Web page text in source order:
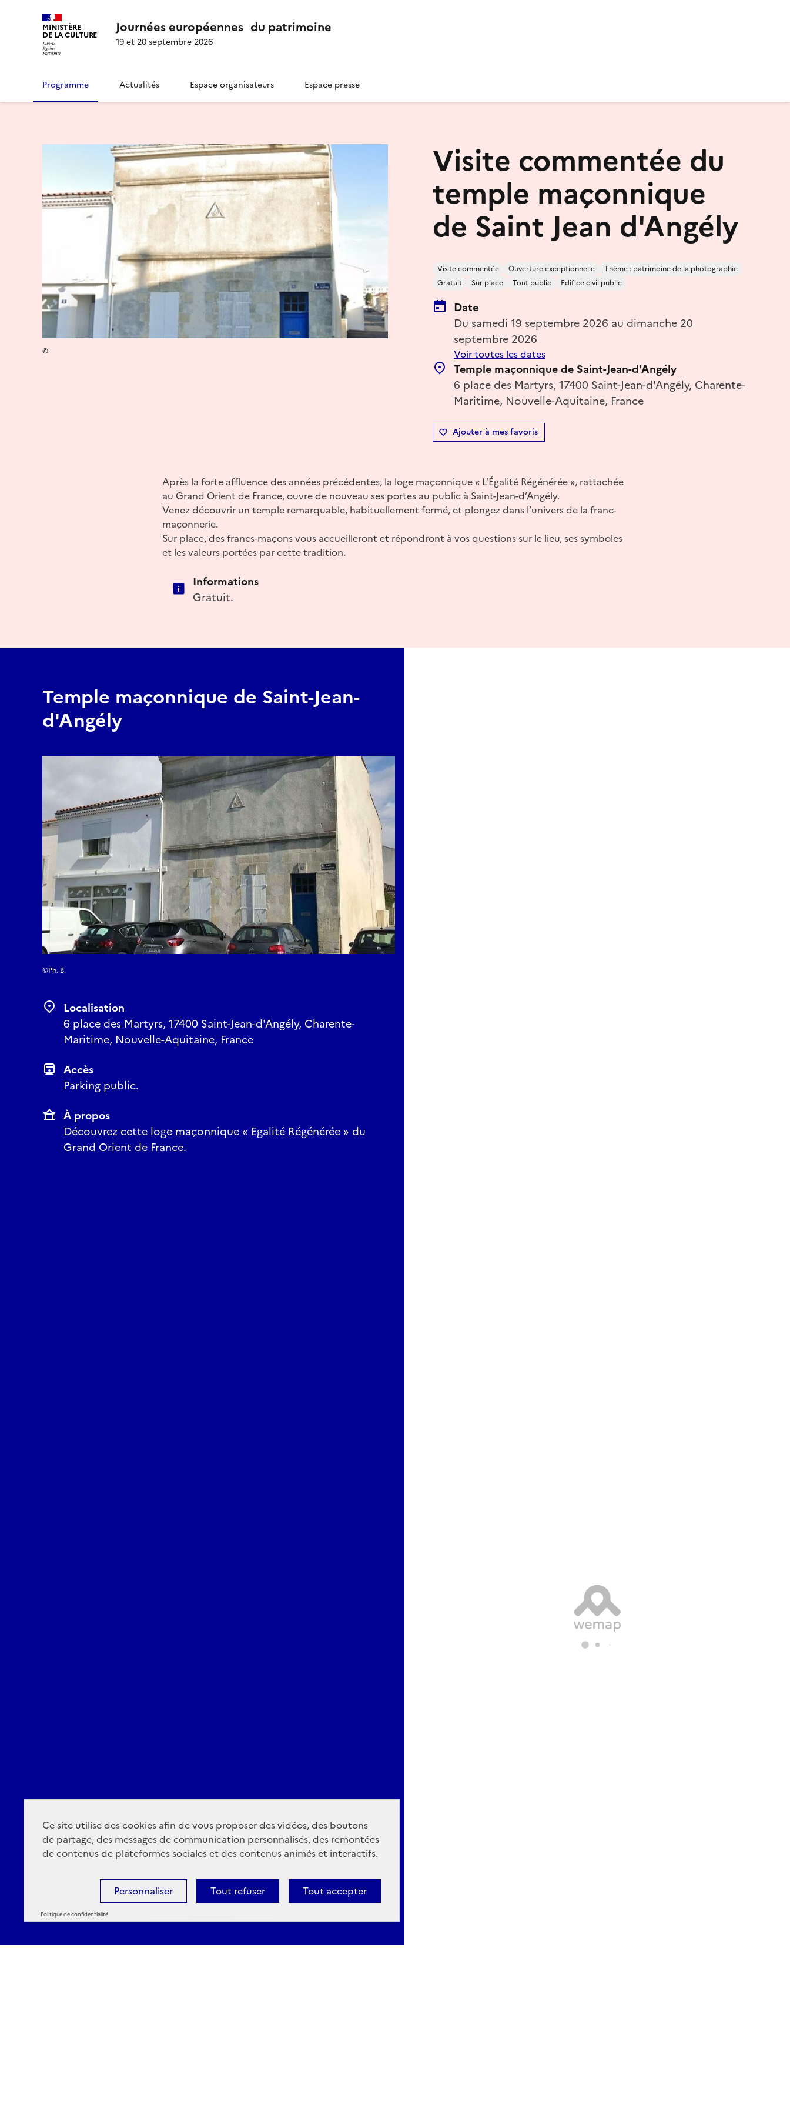
Ce site utilise des cookies afin de vous proposer des vidéos, des boutons
de partage, des messages de communication personnalisés, des remontées
de contenus de plateformes sociales et des contenus animés et interactifs.
Tout accepter
Tout refuser
Personnaliser
Politique de confidentialité
MINISTÈRE
DE LA CULTURE Journées européennes du patrimoine
19 et 20 septembre 2026
Programme Actualités Espace organisateurs Espace presse
Visite commentée du
temple maçonnique
de Saint Jean d'Angély
Visite commentée Ouverture exceptionnelle
Thème : patrimoine de la photographie
Gratuit
Sur place Tout public Edifice civil public
Date
Du samedi 19 septembre 2026 au dimanche 20
septembre 2026
Voir toutes les dates
Temple maçonnique de Saint-Jean-d'Angély
6 place des Martyrs, 17400 Saint-Jean-d'Angély, Charente-
Maritime, Nouvelle-Aquitaine, France
Ajouter à mes favoris
©
Après la forte affluence des années précédentes, la loge maçonnique « L’Égalité Régénérée », rattachée
au Grand Orient de France, ouvre de nouveau ses portes au public à Saint-Jean-d’Angély.
Venez découvrir un temple remarquable, habituellement fermé, et plongez dans l’univers de la franc-
maçonnerie.
Sur place, des francs-maçons vous accueilleront et répondront à vos questions sur le lieu, ses symboles
et les valeurs portées par cette tradition.
Informations
Gratuit.
Temple maçonnique de Saint-Jean-
d'Angély
©Ph. B.
Localisation
6 place des Martyrs, 17400 Saint-Jean-d'Angély, Charente-
Maritime, Nouvelle-Aquitaine, France
Accès
Parking public.
À propos
Découvrez cette loge maçonnique « Egalité Régénérée » du
Grand Orient de France.